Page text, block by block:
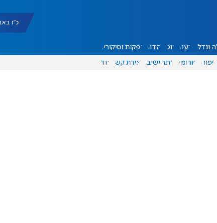
כ"ו באב
ונדל"ן דעות אוכל יהדות הפקות וסיקורים
ספורט פורומים אתר ישיבה יצירת קשר עוד